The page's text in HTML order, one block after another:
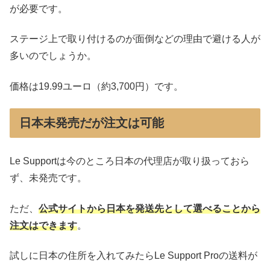
が必要です。
ステージ上で取り付けるのが面倒などの理由で避ける人が
多いのでしょうか。
価格は19.99ユーロ（約3,700円）です。
日本未発売だが注文は可能
Le Supportは今のところ日本の代理店が取り扱っておら
ず、未発売です。
ただ、 公式サイトから日本を発送先として選べることから
注文はできます。
試しに日本の住所を入れてみたらLe Support Proの送料が